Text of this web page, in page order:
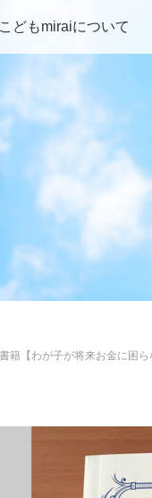
こどもmiraiについて
籍【わが子が将来お金に困